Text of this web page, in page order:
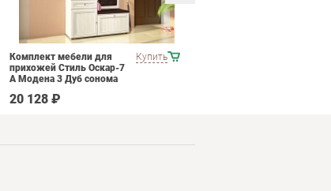
Купить
Комплект мебели для
прихожей Стиль Оскар-7
А Модена 3 Дуб сонома
20 128 ₽